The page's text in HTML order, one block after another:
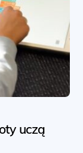
uczą